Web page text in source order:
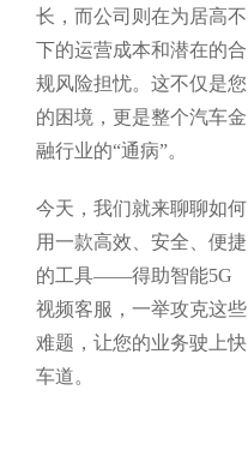
长，而公司则在为居高不
下的运营成本和潜在的合
规风险担忧。这不仅是您
的困境，更是整个汽车金
融行业的“通病”。
今天，我们就来聊聊如何
用一款高效、安全、便捷
的工具——得助智能5G
视频客服，一举攻克这些
难题，让您的业务驶上快
车道。